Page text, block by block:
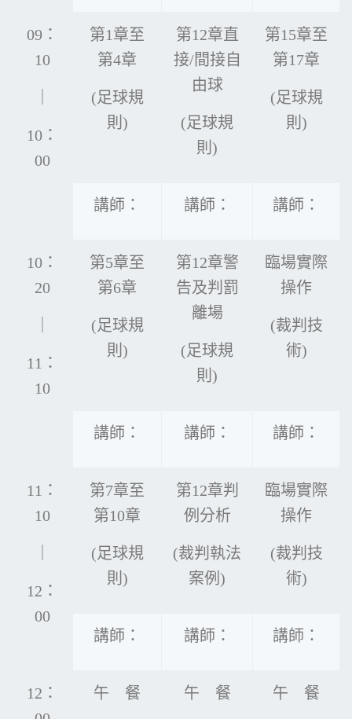
09：
10
10：
00
第1章至
第4章
(足球規
則)
第12章直
接/間接自
由球
(足球規
則)
第15章至
第17章
(足球規
則)
講師： 講師： 講師：
10：
20
11：
10
第5章至
第6章
(足球規
則)
第12章警
告及判罰
離場
(足球規
則)
臨場實際
操作
(裁判技
術)
講師： 講師： 講師：
11：
10
12：
00
第7章至
第10章
(足球規
則)
第12章判
例分析
(裁判執法
案例)
臨場實際
操作
(裁判技
術)
講師： 講師： 講師：
12：
午 餐 午 餐 午 餐